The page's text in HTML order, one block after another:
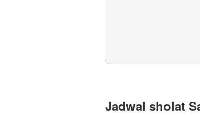
Jadwal sholat